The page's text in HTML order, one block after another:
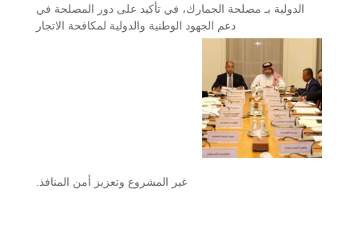
الدولية بـ مصلحة الجمارك، في تأكيد على دور المصلحة في
دعم الجهود الوطنية والدولية لمكافحة الاتجار
غير المشروع وتعزيز أمن المنافذ.